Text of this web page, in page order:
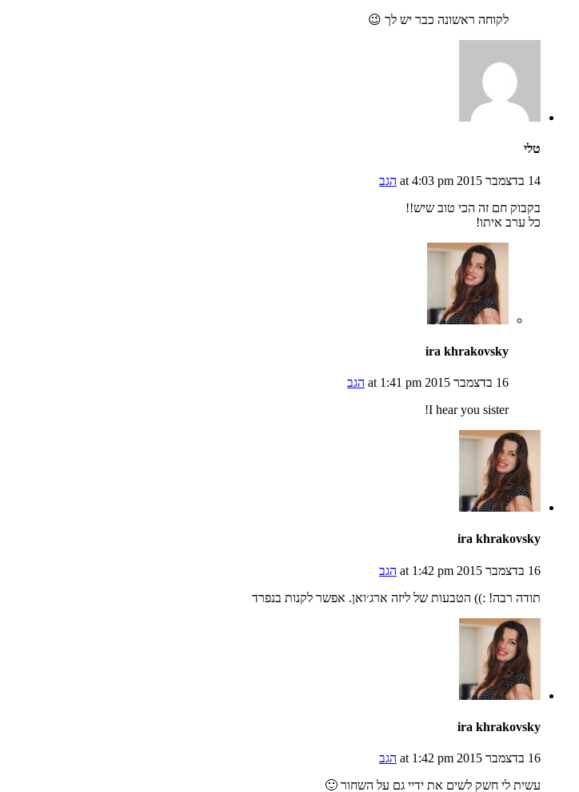
לקוחה ראשונה כבר יש לך 😉
טלי
14 בדצמבר 2015 at 4:03 pm
הגב
בקבוק חם זה הכי טוב שיש!!
כל ערב איתו!
ira khrakovsky
16 בדצמבר 2015 at 1:41 pm
הגב
I hear you sister!
ira khrakovsky
16 בדצמבר 2015 at 1:42 pm
הגב
תודה רבה! :)) הטבעות של ליזה ארג׳ואן. אפשר לקנות בנפרד
ira khrakovsky
16 בדצמבר 2015 at 1:42 pm
הגב
עשית לי חשק לשים את ידיי גם על השחור 🙂